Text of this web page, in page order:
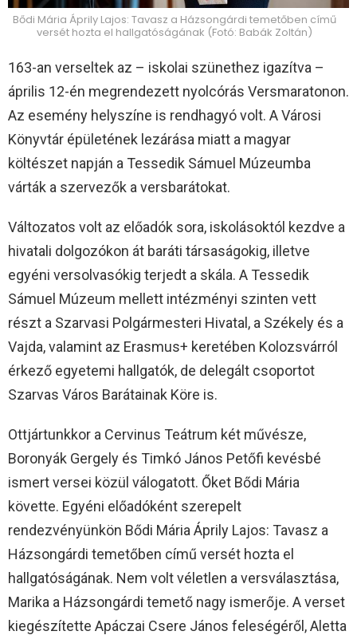
Bődi Mária Áprily Lajos: Tavasz a Házsongárdi temetőben című
versét hozta el hallgatóságának (Fotó: Babák Zoltán)
163-an verseltek az – iskolai szünethez igazítva –
április 12-én megrendezett nyolcórás Versmaratonon.
Az esemény helyszíne is rendhagyó volt. A Városi
Könyvtár épületének lezárása miatt a magyar
költészet napján a Tessedik Sámuel Múzeumba
várták a szervezők a versbarátokat.
Változatos volt az előadók sora, iskolásoktól kezdve a
hivatali dolgozókon át baráti társaságokig, illetve
egyéni versolvasókig terjedt a skála. A Tessedik
Sámuel Múzeum mellett intézményi szinten vett
részt a Szarvasi Polgármesteri Hivatal, a Székely és a
Vajda, valamint az Erasmus+ keretében Kolozsvárról
érkező egyetemi hallgatók, de delegált csoportot
Szarvas Város Barátainak Köre is.
Ottjártunkkor a Cervinus Teátrum két művésze,
Boronyák Gergely és Timkó János Petőfi kevésbé
ismert versei közül válogatott. Őket Bődi Mária
követte. Egyéni előadóként szerepelt
rendezvényünkön Bődi Mária Áprily Lajos: Tavasz a
Házsongárdi temetőben című versét hozta el
hallgatóságának. Nem volt véletlen a versválasztása,
Marika a Házsongárdi temető nagy ismerője. A verset
kiegészítette Apáczai Csere János feleségéről, Aletta